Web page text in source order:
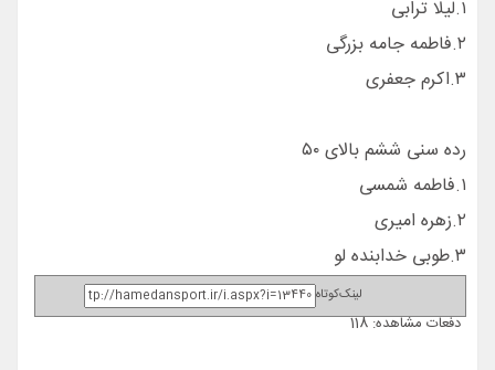
۱.لیلا ترابی
۲.فاطمه جامه بزرگی
۳.اکرم جعفری
رده سنی ششم بالای ۵۰
۱.فاطمه شمسی
۲.زهره امیری
۳.طوبی خدابنده لو
لینک‌کوتاه
دفعات مشاهده: 118